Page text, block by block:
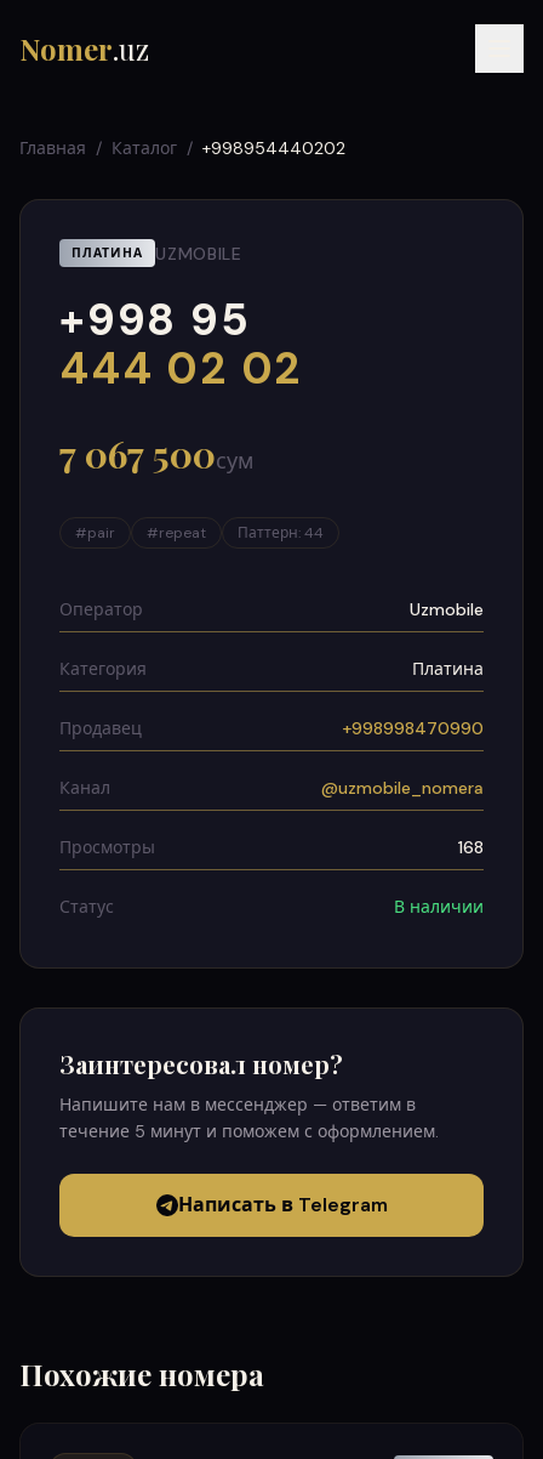
Nomer.uz
UZ УЗ
Главная / Каталог / +998954440202
ПЛАТИНА UZMOBILE
+998 95
444 02 02
000
999
7 067 500сум
#pair #repeat Паттерн:44
Оператор Uzmobile
Категория Платина
Продавец +998998470990
Канал @uzmobile_nomera
Просмотры 168
Статус В наличии
Заинтересовал номер?
Напишите нам в мессенджер — ответим в
течение 5 минут и поможем с оформлением.
Написать в Telegram
Похожие номера